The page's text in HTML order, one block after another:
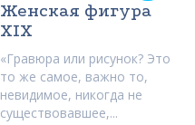
Женская фигура
XIX
«Гравюра или рисунок? Это
то же самое, важно то,
невидимое, никогда не
существовавшее,...